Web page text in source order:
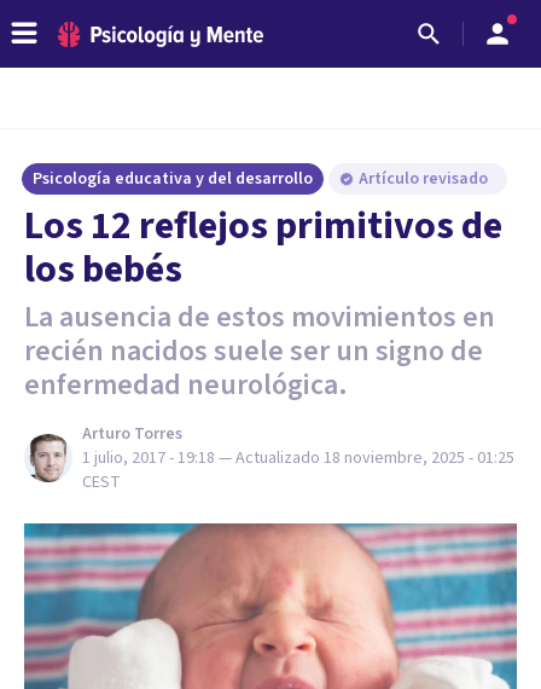
Psicología educativa y del desarrollo Artículo revisado
Los 12 reflejos primitivos de
los bebés
La ausencia de estos movimientos en
recién nacidos suele ser un signo de
enfermedad neurológica.
Arturo Torres
1 julio, 2017 - 19:18 — Actualizado 18 noviembre, 2025 - 01:25
CEST